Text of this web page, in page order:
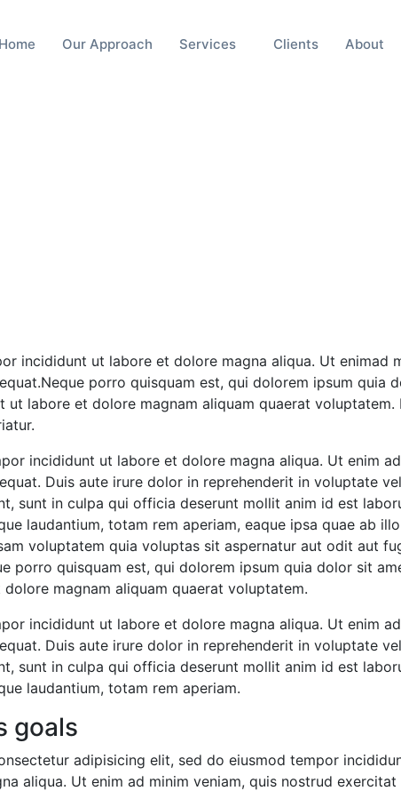
Home Our Approach Services Clients About
incididunt ut labore et dolore magna aliqua. Ut enimad
porro quisquam est, qui dolorem ipsum quia
labore et dolore magnam aliquam quaerat voluptatem.
incididunt ut labore et dolore magna aliqua. Ut enim
Duis aute irure dolor in reprehenderit in voluptate
sunt in culpa qui officia deserunt mollit anim id est
laudantium, totam rem aperiam, eaque ipsa quae ab
voluptatem quia voluptas sit aspernatur aut odit aut
porro quisquam est, qui dolorem ipsum quia dolor sit
magnam aliquam quaerat voluptatem.
incididunt ut labore et dolore magna aliqua. Ut enim
Duis aute irure dolor in reprehenderit in voluptate
sunt in culpa qui officia deserunt mollit anim id est
laudantium, totam rem aperiam.
goals
adipisicing elit, sed do eiusmod tempor
aliqua. Ut enim ad minim veniam, quis nostrud exercitat